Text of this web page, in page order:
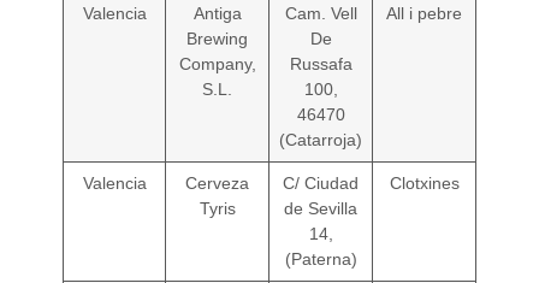
Valencia
Antiga
Brewing
Company,
S.L.
Cam. Vell
De
Russafa
100,
46470
(Catarroja)
All i pebre
Valencia
Cerveza
Tyris
C/ Ciudad
de Sevilla
14,
(Paterna)
Clotxines